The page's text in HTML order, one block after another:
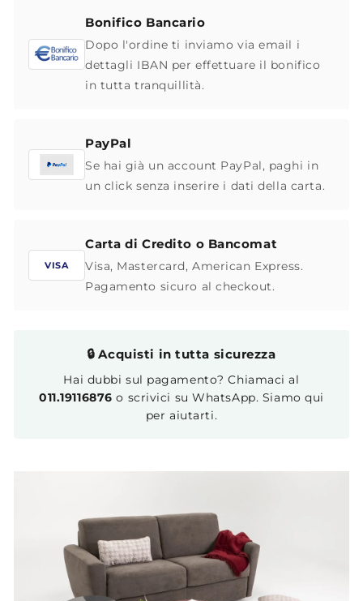
Bonifico Bancario
Dopo l'ordine ti inviamo via email i
dettagli IBAN per effettuare il bonifico
in tutta tranquillità.
PayPal
Se hai già un account PayPal, paghi in
un click senza inserire i dati della carta.
VISA
Carta di Credito o Bancomat
Visa, Mastercard, American Express.
Pagamento sicuro al checkout.
🔒 Acquisti in tutta sicurezza
Hai dubbi sul pagamento? Chiamaci al
011.19116876 o scrivici su WhatsApp. Siamo qui
per aiutarti.